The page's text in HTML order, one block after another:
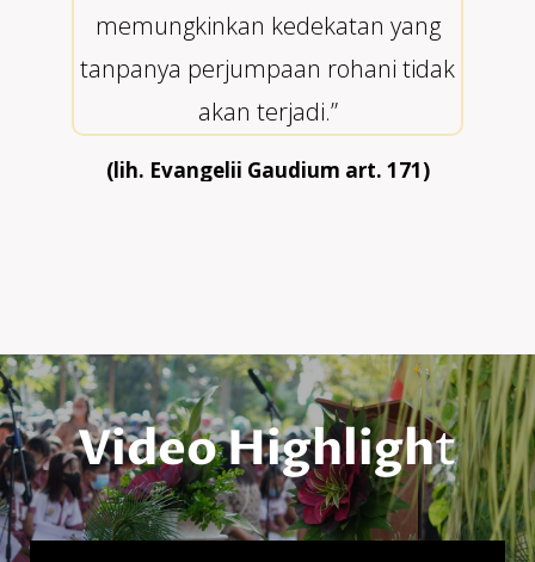
memungkinkan kedekatan yang
tanpanya perjumpaan rohani tidak
akan terjadi.”
(lih. Evangelii Gaudium art. 171)
Video Highlight